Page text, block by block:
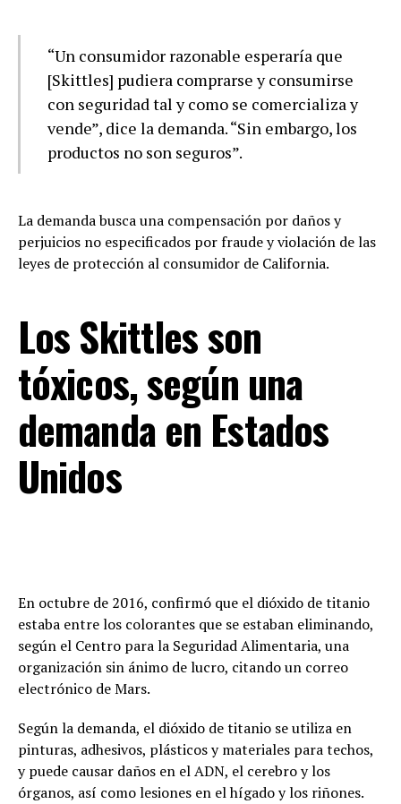
“Un consumidor razonable esperaría que
[Skittles] pudiera comprarse y consumirse
con seguridad tal y como se comercializa y
vende”, dice la demanda. “Sin embargo, los
productos no son seguros”.
La demanda busca una compensación por daños y
perjuicios no especificados por fraude y violación de las
leyes de protección al consumidor de California.
Los Skittles son
tóxicos, según una
demanda en Estados
Unidos
En octubre de 2016, confirmó que el dióxido de titanio
estaba entre los colorantes que se estaban eliminando,
según el Centro para la Seguridad Alimentaria, una
organización sin ánimo de lucro, citando un correo
electrónico de Mars.
Según la demanda, el dióxido de titanio se utiliza en
pinturas, adhesivos, plásticos y materiales para techos,
y puede causar daños en el ADN, el cerebro y los
órganos, así como lesiones en el hígado y los riñones.